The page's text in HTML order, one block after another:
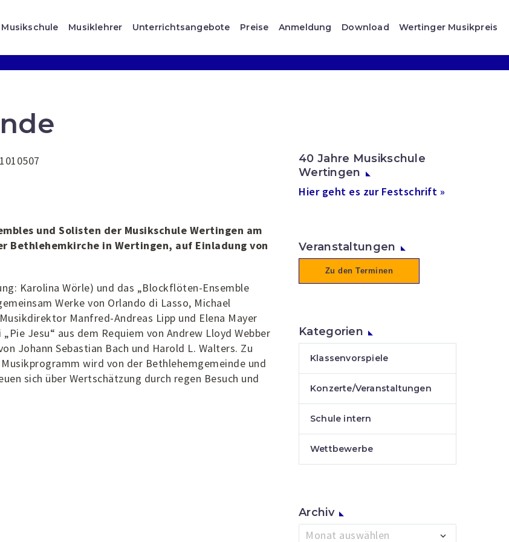
Musikschule Musiklehrer Unterrichtsangebote Preise Anmeldung Download Wertinger Musikpreis
und Solisten der Musikschule Wertingen am
Bethlehemkirche in Wertingen, auf Einladung von
Karolina Wörle) und das „Blockflöten-Ensemble
Werke von Orlando di Lasso, Michael
Manfred-Andreas Lipp und Elena Mayer
Jesu“ aus dem Requiem von Andrew Lloyd Webber
Johann Sebastian Bach und Harold L. Walters. Zu
wird von der Bethlehemgemeinde und
sich über Wertschätzung durch regen Besuch und
40 Jahre Musikschule
Wertingen
Hier geht es zur Festschrift »
Veranstaltungen
Zu den Terminen
Kategorien
Klassenvorspiele
Konzerte/Veranstaltungen
Schule intern
Wettbewerbe
Archiv
Archiv
Monat auswählen